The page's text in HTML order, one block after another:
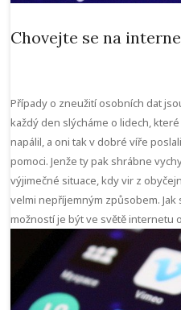
Chovejte se na
Případy o zneužití osobních dat
každý den slýcháme o lidech,
napálil, a oni tak v dobré víře
pomoci. Jenže ty pak shrábne
výjimečné situace, kdy vir z
velmi nepříjemným způsobem. Jak
možností je být ve světě internetu